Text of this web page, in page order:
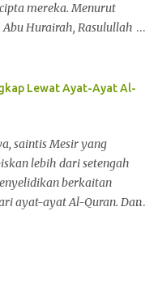
mereka. Menurut
Hurairah, Rasulullah
bahawa Rasulullah
atau gigi taring atasnya,
. Rasulullah SAW
tebalnya, gerahamnya
sama seperti
Tarmidzi) . Abu Hurairah
seperti...
Lewat Ayat-Ayat Al-
saintis Mesir yang
lebih dari setengah
berkaitan
ayat-ayat Al-Quran. Dan
bahan mentah,